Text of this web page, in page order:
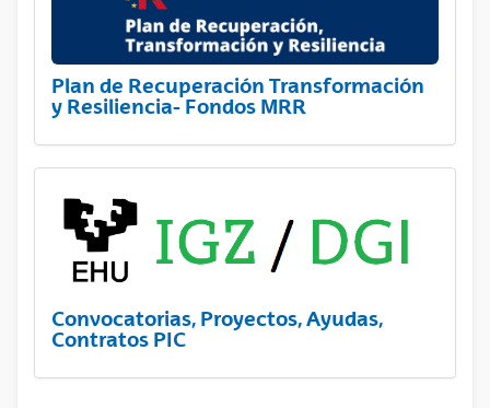
Plan de Recuperación Transformación
y Resiliencia- Fondos MRR
Convocatorias, Proyectos, Ayudas,
Contratos PIC